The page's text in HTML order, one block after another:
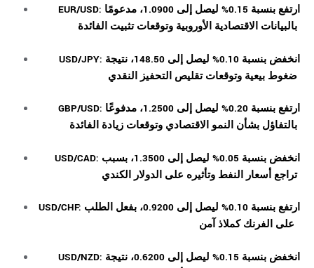
EUR/USD: ارتفع بنسبة 0.15% ليصل إلى 1.0900، مدعومًا
USD/JPY: انخفض بنسبة 0.10% ليصل إلى 148.50، نتيجة
GBP/USD: ارتفع بنسبة 0.20% ليصل إلى 1.2500، مدفوعًا
USD/CAD: انخفض بنسبة 0.05% ليصل إلى 1.3500، بسبب
تراجع أسعار النفط وتأثيره على الدولار الكندي
USD/CHF: ارتفع بنسبة 0.10% ليصل إلى 0.9200، بفعل الطلب
USD/NZD: انخفض بنسبة 0.15% ليصل إلى 0.6200، نتيجة